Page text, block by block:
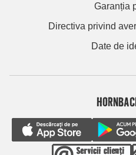
Garanția
Directiva privind
Date de